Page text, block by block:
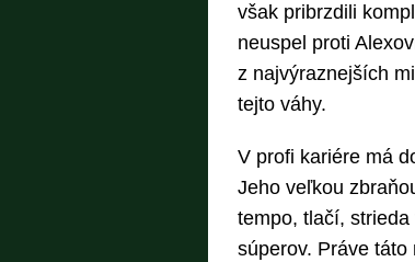
však pribrzdili
neuspel proti
z najvýraznejších
tejto váhy.
V profi kariére má
Jeho veľkou
tempo, tlačí,
súperov. Práve